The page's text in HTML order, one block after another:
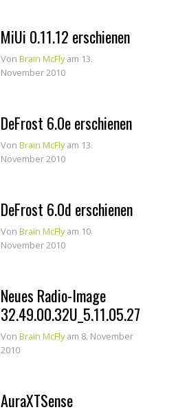
MiUi 0.11.12 erschienen
Von Brain McFly am 13.
November 2010
DeFrost 6.0e erschienen
Von Brain McFly am 13.
November 2010
DeFrost 6.0d erschienen
Von Brain McFly am 10.
November 2010
Neues Radio-Image
32.49.00.32U_5.11.05.27
Von Brain McFly am 8. November
2010
AuraXTSense